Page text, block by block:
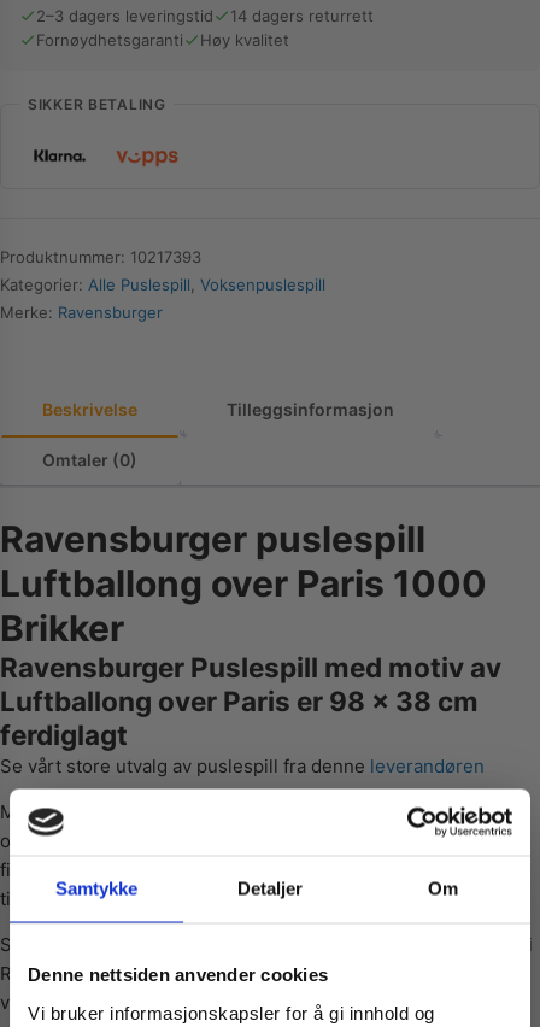
Samtykke Detaljer Om
Denne nettsiden anvender cookies
Vi bruker informasjonskapsler for å gi innhold og
Paris
Brikker
2–3 dagers leveringstid
14 dagers returrett
Fornøydhetsgaranti
Høy kvalitet
SIKKER BETALING
Produktnummer: 10217393
Kategorier: Alle Puslespill Voksenpuslespill
Merke: Ravensburger
Beskrivelse Tilleggsinformasjon
Omtaler (0)
Ravensburger puslespill
Luftballong over Paris 1000
Brikker
Ravensburger Puslespill med motiv av
Luftballong over Paris er 98 x 38 cm
ferdiglagt
Se vårt store utvalg av puslespill fra denne leverandøren
Mange av våre kunder har lyst til å få det endelige resultatet
opp på veggen. Vi selger spesialtilpassede rammer som du
finner under
tilbehør som puslematte og lim.
Siden 1891 har Ravensburger laget verdens fineste puslespill i
Ravensburg i Tyskland. Øye for detaljer har gjort dem til
verdens fremste merke innenfor puslespill! Dei bruker kun
Vil du ha